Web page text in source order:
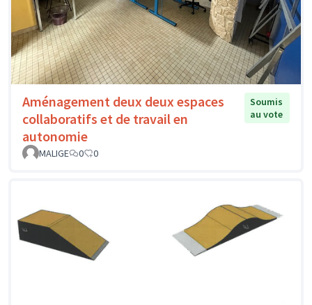
Aménagement deux deux espaces
collaboratifs et de travail en
autonomie
Soumis
au vote
MALIGE 0 0